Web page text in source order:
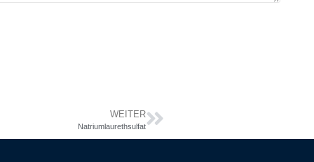
WEITER
Natriumlaurethsulfat